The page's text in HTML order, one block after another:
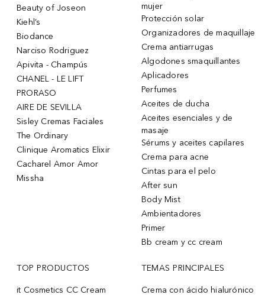
Beauty of Joseon
Kiehl’s
Biodance
Narciso Rodriguez
Apivita - Champús
CHANEL - LE LIFT
PRORASO
AIRE DE SEVILLA
Sisley Cremas Faciales
The Ordinary
Clinique Aromatics Elixir
Cacharel Amor Amor
Missha
mujer
Protección solar
Organizadores de maquillaje
Crema antiarrugas
Algodones smaquillantes
Aplicadores
Perfumes
Aceites de ducha
Aceites esenciales y de
masaje
Sérums y aceites capilares
Crema para acne
Cintas para el pelo
After sun
Body Mist
Ambientadores
Primer
Bb cream y cc cream
TOP PRODUCTOS
it Cosmetics CC Cream
TEMAS PRINCIPALES
Crema con ácido hialurónico